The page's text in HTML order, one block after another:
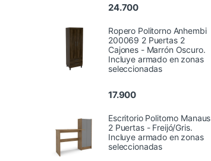
24.700
Ropero Politorno Anhembi
200069 2 Puertas 2
Cajones - Marrón Oscuro.
Incluye armado en zonas
seleccionadas
17.900
Escritorio Politorno Manaus
2 Puertas - Freijó/Gris.
Incluye armado en zonas
seleccionadas